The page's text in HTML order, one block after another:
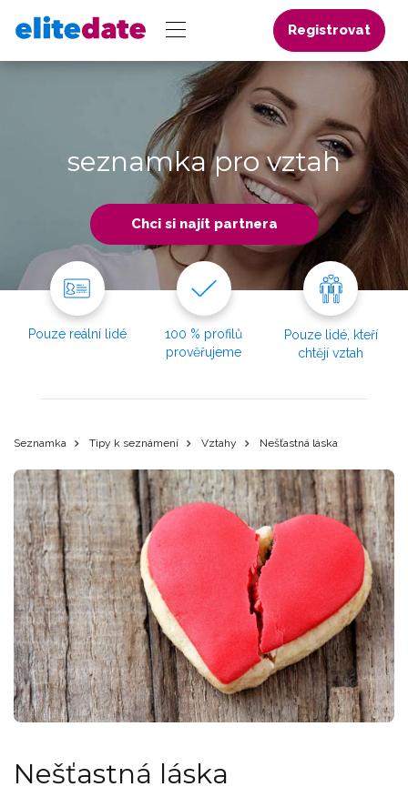
Registrovat
seznamka pro vztah
Chci si najít partnera
Pouze reální lidé
100 % profilů
prověřujeme
Pouze lidé, kteří
chtějí vztah
Seznamka Tipy k seznámení Vztahy Nešťastná láska
Nešťastná láska